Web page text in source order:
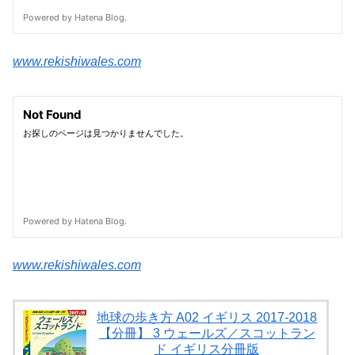
www.rekishiwales.com
www.rekishiwales.com
地球の歩き方 A02 イギリス 2017-2018
【分冊】 3 ウェールズ／スコットラン
ド イギリス分冊版